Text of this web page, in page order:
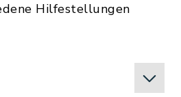
Hilfestellungen